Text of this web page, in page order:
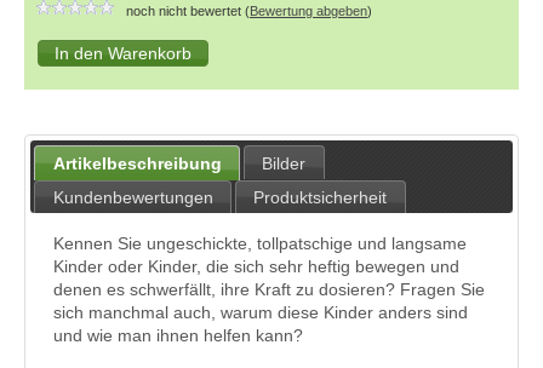
noch nicht bewertet (Bewertung abgeben)
Artikelbeschreibung
Bilder
Kundenbewertungen
Produktsicherheit
Kennen Sie ungeschickte, tollpatschige und langsame
Kinder oder Kinder, die sich sehr heftig bewegen und
denen es schwerfällt, ihre Kraft zu dosieren? Fragen Sie
sich manchmal auch, warum diese Kinder anders sind
und wie man ihnen helfen kann?